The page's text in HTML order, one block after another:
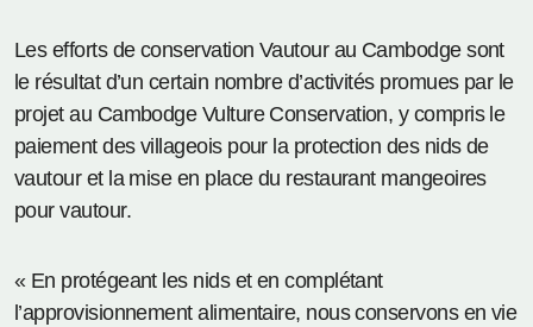
Les efforts de conservation Vautour au Cambodge sont
le résultat d’un certain nombre d’activités promues par le
projet au Cambodge Vulture Conservation, y compris le
paiement des villageois pour la protection des nids de
vautour et la mise en place du restaurant mangeoires
pour vautour.
« En protégeant les nids et en complétant
l’approvisionnement alimentaire, nous conservons en vie